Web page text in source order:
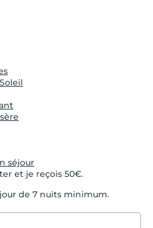
séjour
et je reçois 50€.
de 7 nuits minimum.